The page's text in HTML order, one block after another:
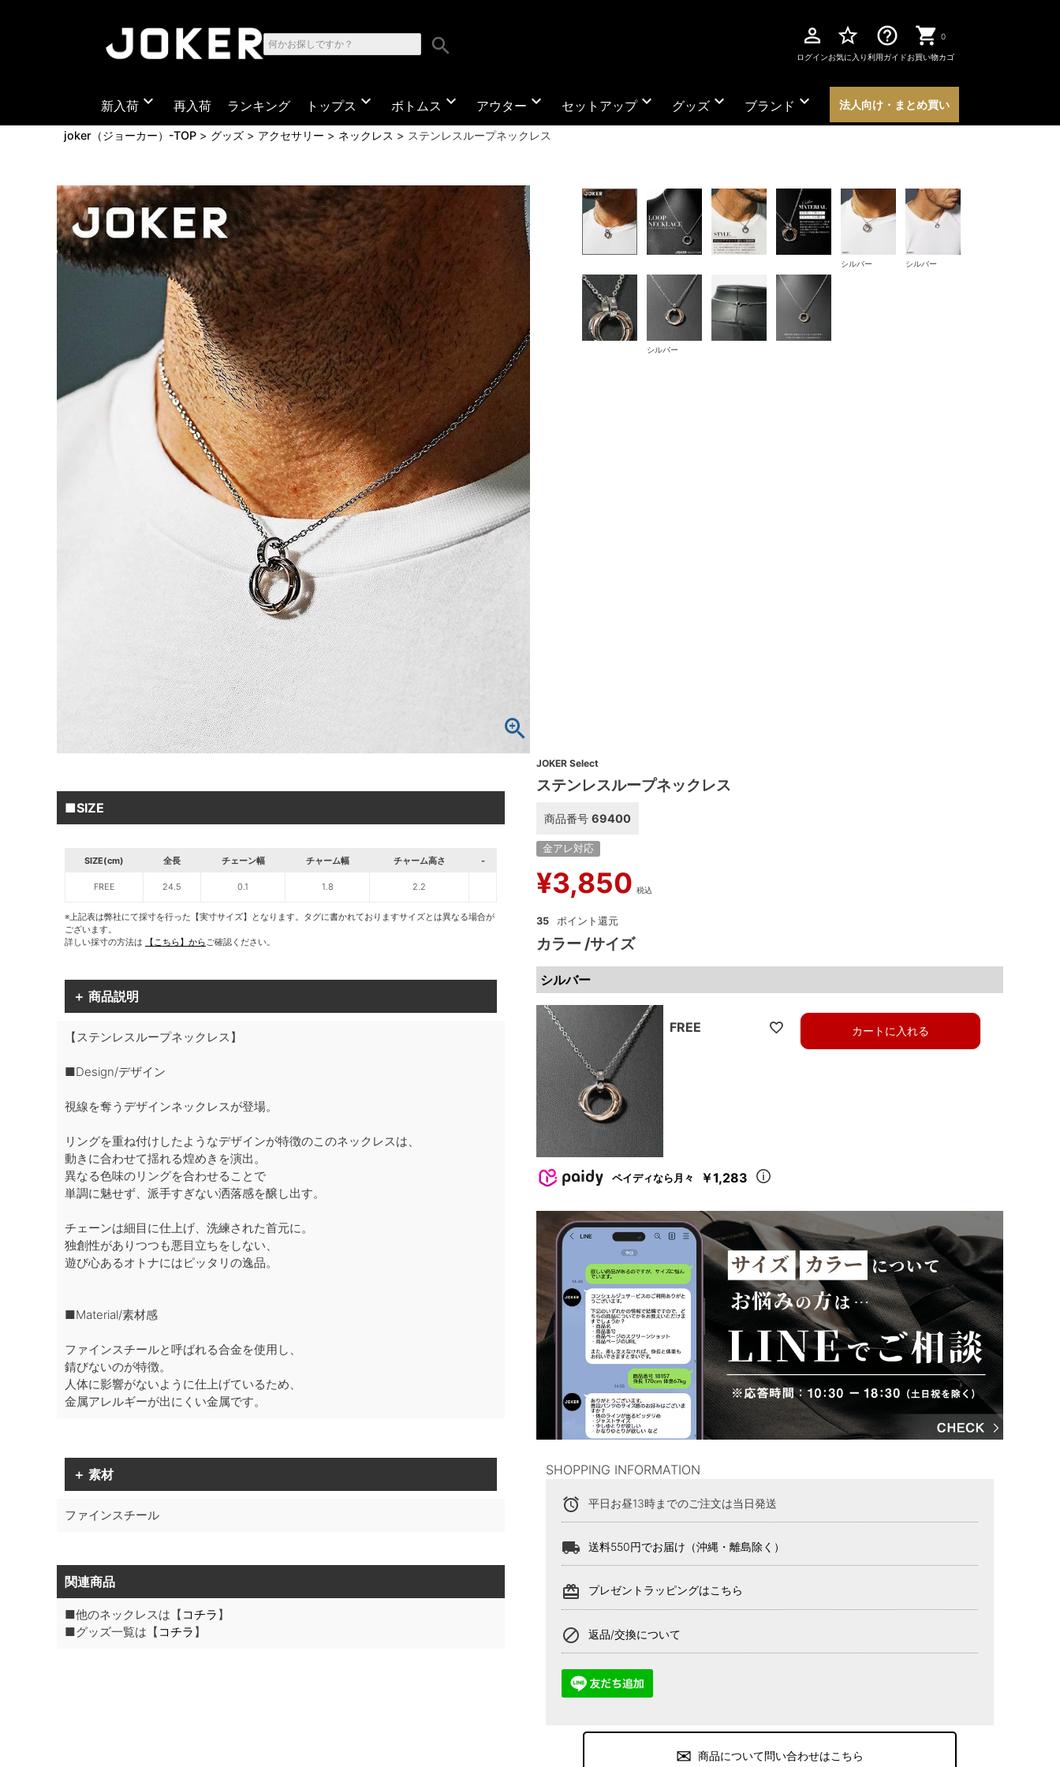
search perm_identity
ログイン
star_border
お気に入り
help_outline
利用ガイド
0
お買い物カゴ
新入荷 expand_more 再入荷 ランキング トップス expand_more ボトムス expand_more アウター expand_more セットアップexpand_more グッズ expand_more ブランド expand_more 法人向け・まとめ買い
joker（ジョーカー）-TOP グッズ アクセサリー ネックレス ステンレスループネックレス
シルバー シルバー
シルバー
■SIZE
SIZE(cm) 全長 チェーン幅 チャーム幅 チャーム高さ -
FREE 24.5 0.1 1.8 2.2
※上記表は弊社にて採寸を行った【実寸サイズ】となります。タグに書かれておりますサイズとは異なる場合が
ございます。
詳しい採寸の方法は
【こちら】からご確認ください。
＋ 商品説明
【ステンレスループネックレス】
■Design/デザイン
視線を奪うデザインネックレスが登場。
リングを重ね付けしたようなデザインが特徴のこのネックレスは、
動きに合わせて揺れる煌めきを演出。
異なる色味のリングを合わせることで
単調に魅せず、派手すぎない洒落感を醸し出す。
チェーンは細目に仕上げ、洗練された首元に。
独創性がありつつも悪目立ちをしない、
遊び心あるオトナにはピッタリの逸品。
■Material/素材感
ファインスチールと呼ばれる合金を使用し、
錆びないのが特徴。
人体に影響がないように仕上げているため、
金属アレルギーが出にくい金属です。
＋ 素材
ファインスチール
関連商品
■他のネックレスは【 コチラ 】
■グッズ一覧は【 コチラ 】
JOKER Select
ステンレスループネックレス
商品番号 69400
金アレ対応
¥3,850 税込
35
カラー サイズ
シルバー
FREE カートに入れる
ペイディなら月々 ￥1,283
SHOPPING INFORMATION
alarm 平日お昼13時までのご注文は当日発送
local_shipping 送料550円でお届け（沖縄・離島除く）
card_giftcard プレゼントラッピングはこちら
block 返品/交換について
商品について問い合わせはこちら